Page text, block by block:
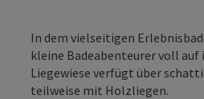
In dem vielseitigen
kleine Badeabenteurer voll auf
Liegewiese verfügt über
teilweise mit Holzliegen.